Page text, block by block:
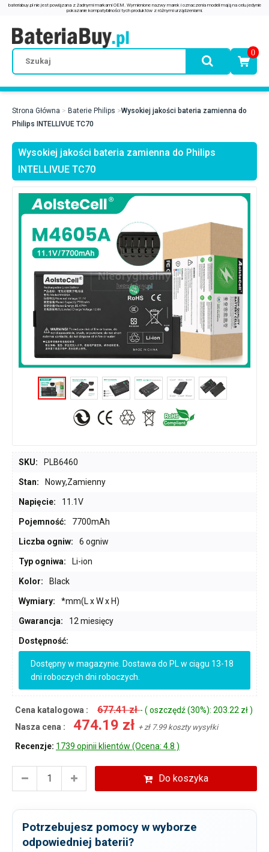
0
Strona Główna Baterie Philips
Wysokiej jakości bateria zamienna do
Philips INTELLIVUE TC70
Wysokiej jakości bateria zamienna do Philips
INTELLIVUE TC70
SKU: PLB6460
Stan: Nowy,Zamienny
Napięcie: 11.1V
Pojemność: 7700mAh
Liczba ogniw: 6 ogniw
Typ ogniwa: Li-ion
Kolor: Black
Wymiary: *mm(L x W x H)
Gwarancja: 12 miesięcy
Dostępność:
Dostępny w magazynie. Dostawa do PL w ciągu 13-18
dni roboczych dni roboczych.
Cena katalogowa : 677.41 zł- ( oszczędź (30%): 203.22 zł )
Nasza cena :
474.19 zł + zł 7.99 koszty wysyłki
Recenzje: 1739 opinii klientów (Ocena: 4.8 )
Do koszyka
Potrzebujesz pomocy w wyborze
odpowiedniej baterii?